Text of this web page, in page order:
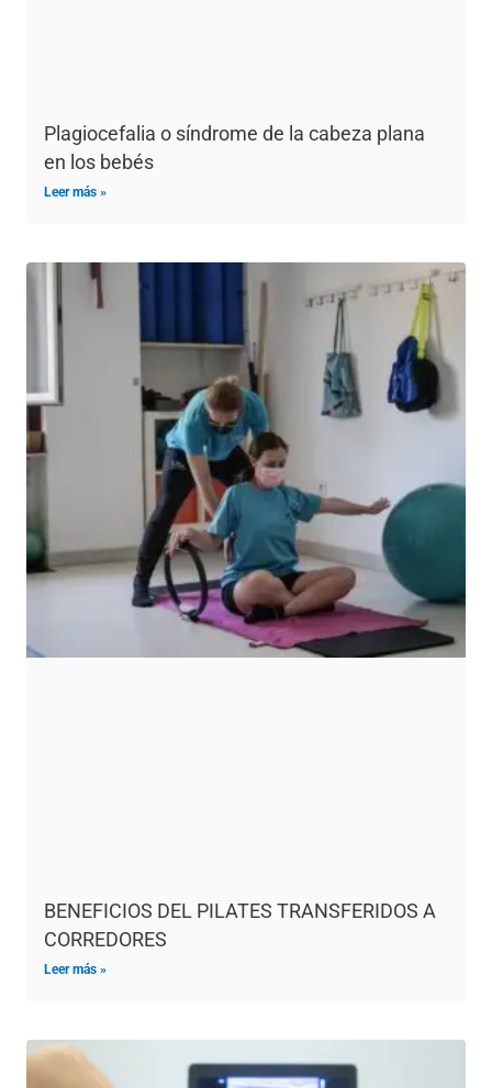
Plagiocefalia o síndrome de la cabeza plana
en los bebés
Leer más »
BENEFICIOS DEL PILATES TRANSFERIDOS A
CORREDORES
Leer más »